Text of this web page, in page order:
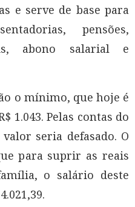
e serve de base para
pensões,
abono salarial e
o mínimo, que hoje é
1.043. Pelas contas do
seria defasado. O
para suprir as reais
o salário deste